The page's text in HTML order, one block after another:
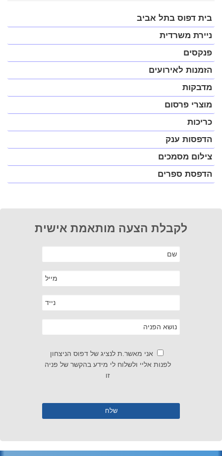
פתח
תפריט
במצב
נגיש
(התפריט
יפתח
בחלונית
בית דפוס בתל אביב
ניירת משרדית
פנקסים
הזמנות לאירועים
מדבקות
מוצרי פרסום
כריכות
הדפסות ענק
צילום מסמכים
הדפסת ספרים
לקבלת הצעה מותאמת אישית
אני מאשר.ת לנציג של דפוס הניצחון
לפנות אליי ולשלוח לי מידע בהקשר של פניה
זו